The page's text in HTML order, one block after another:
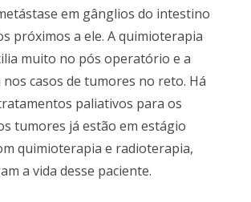
em gânglios do intestino
próximos a ele. A quimioterapia
muito no pós operatório e a
casos de tumores no reto. Há
paliativos para os
tumores já estão em estágio
quimioterapia e radioterapia,
a vida desse paciente.